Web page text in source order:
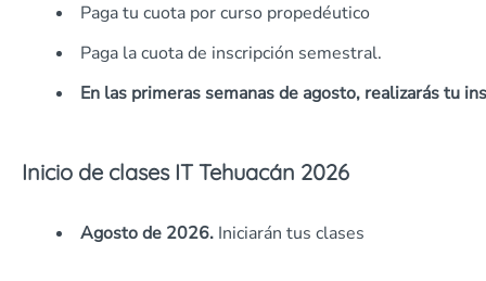
Paga tu cuota por curso propedéutico
Paga la cuota de inscripción semestral.
En las primeras semanas de agosto, realizarás tu
Inicio de clases IT Tehuacán 2026
Agosto de 2026. Iniciarán tus clases